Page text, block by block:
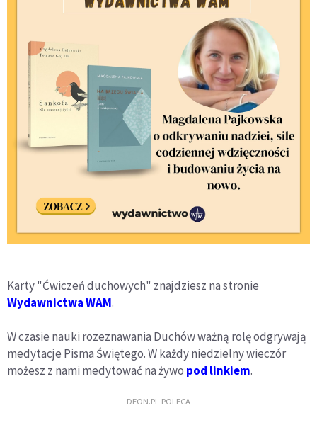
Karty "Ćwiczeń duchowych" znajdziesz na stronie
Wydawnictwa WAM.
W czasie nauki rozeznawania Duchów ważną rolę odgrywają
medytacje Pisma Świętego. W każdy niedzielny wieczór
możesz z nami medytować na żywo pod linkiem.
DEON.PL POLECA